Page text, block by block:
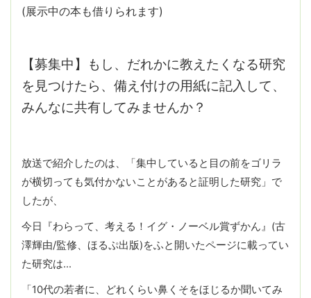
(展示中の本も借りられます)
【募集中】もし、だれかに教えたくなる研究
を見つけたら、備え付けの用紙に記入して、
みんなに共有してみませんか？
放送で紹介したのは、「集中していると目の前をゴリラ
が横切っても気付かないことがあると証明した研究」で
したが、
今日『わらって、考える！イグ・ノーベル賞ずかん』(古
澤輝由/監修、ほるぷ出版)をふと開いたページに載ってい
た研究は…
「10代の若者に、どれくらい鼻くそをほじるか聞いてみ